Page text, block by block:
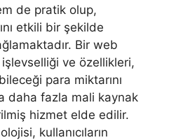
de pratik olup,
etkili bir şekilde
Bir web
ve özellikleri,
para miktarını
daha fazla mali kaynak
hizmet elde edilir.
kullanıcıların